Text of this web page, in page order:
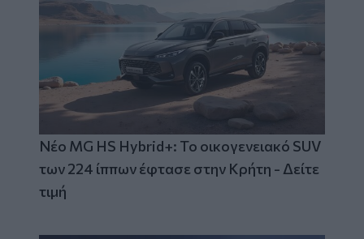
Νέο MG HS Hybrid+: Το οικογενειακό SUV
των 224 ίππων έφτασε στην Κρήτη - Δείτε
τιμή